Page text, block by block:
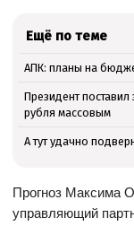
Ещё по теме
АПК: планы на
Президент
рубля массовым
А тут удачно
Прогноз Максима
управляющий